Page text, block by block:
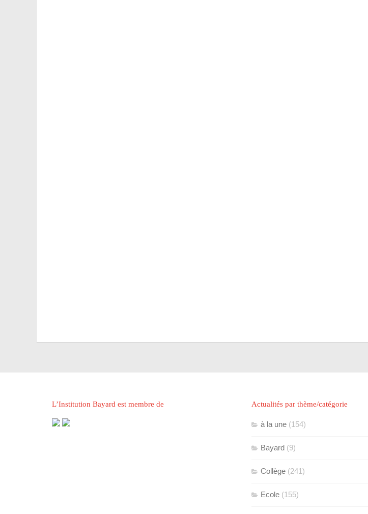
L’Institution Bayard est membre de Actualités par thème/catégorie
à la une(154)
Bayard(9)
Collège(241)
Ecole(155)